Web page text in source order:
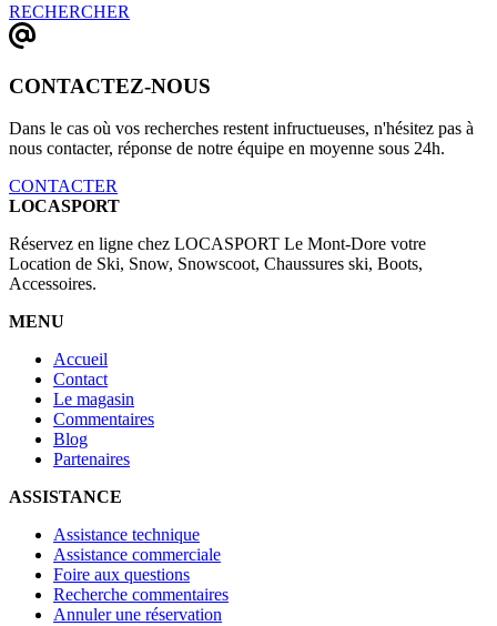
RECHERCHER
CONTACTEZ-NOUS
Dans le cas où vos recherches restent infructueuses, n'hésitez pas à
nous contacter, réponse de notre équipe en moyenne sous 24h.
CONTACTER
LOCASPORT
Réservez en ligne chez LOCASPORT Le Mont-Dore votre
Location de Ski, Snow, Snowscoot, Chaussures ski, Boots,
Accessoires.
MENU
Accueil
Contact
Le magasin
Commentaires
Blog
Partenaires
ASSISTANCE
Assistance technique
Assistance commerciale
Foire aux questions
Recherche commentaires
Annuler une réservation